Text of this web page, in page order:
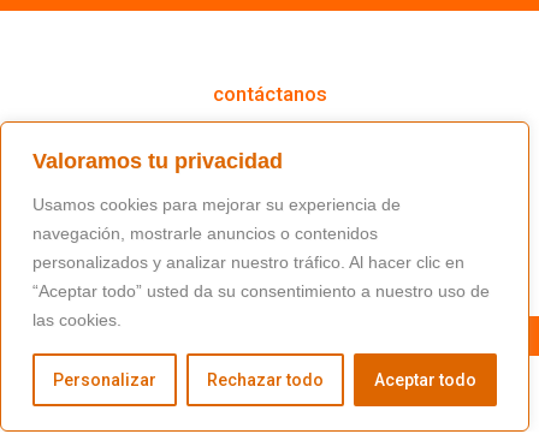
Valoramos tu privacidad
Usamos cookies para mejorar su experiencia de
navegación, mostrarle anuncios o contenidos
personalizados y analizar nuestro tráfico. Al hacer clic en
“Aceptar todo” usted da su consentimiento a nuestro uso de
las cookies.
Personalizar Rechazar todo Aceptar todo
contáctanos
(+34) 91 766 98 56 / fundacion@masfamilia.org
síguenos en nuestras redes sociales